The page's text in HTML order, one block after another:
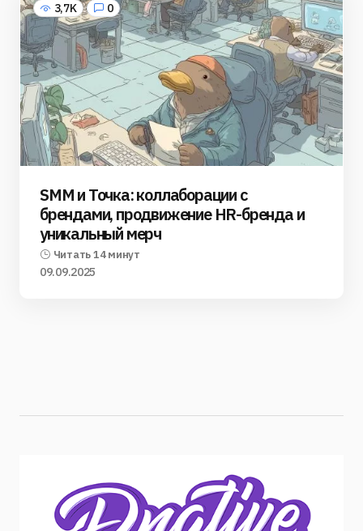
3,7K 0
SMM и Точка: коллаборации с
брендами, продвижение HR-бренда и
уникальный мерч
Читать 14 минут
09.09.2025